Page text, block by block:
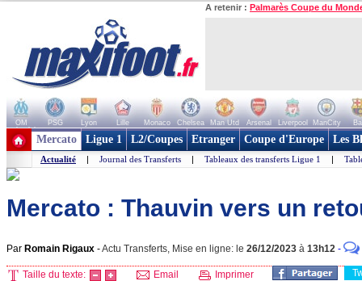
A retenir : Palmarès Coupe du
OM PSG Lyon Lille Monaco Chelsea Man Utd Arsenal Liverpool ManCity
+ de clubs
Mercato Ligue 1 L2/Coupes Etranger Coupe d'Europe Les
Actualité | Journal des Transferts | Tableaux des transferts Ligue 1 |
Mercato : Thauvin vers un
Par Romain Rigaux -Actu Transferts, Mise en ligne: le 26/12/2023 à 13h12 -
Taille du texte: Email Imprimer